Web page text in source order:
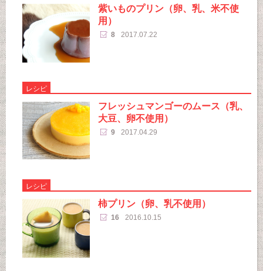
紫いものプリン（卵、乳、米不使
用）
8 2017.07.22
レシピ
フレッシュマンゴーのムース（乳、
大豆、卵不使用）
9 2017.04.29
レシピ
柿プリン（卵、乳不使用）
16 2016.10.15